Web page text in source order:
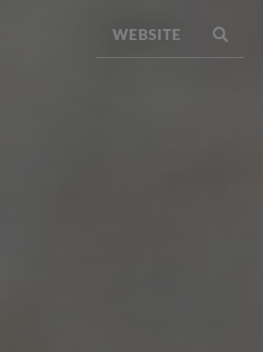
WEBSITE